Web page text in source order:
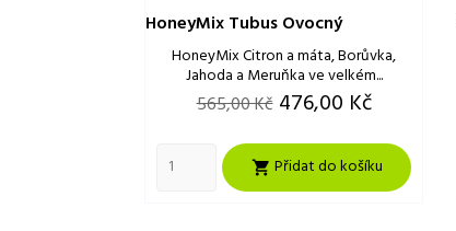
HoneyMix Tubus Ovocný
HoneyMix Citron a máta, Borůvka,
Jahoda a Meruňka ve velkém...
Běžná
cena
565,00 Kč Cena
476,00 Kč
 Přidat do košíku